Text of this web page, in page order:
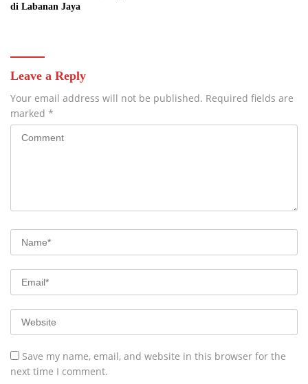
di Labanan Jaya
Leave a Reply
Your email address will not be published. Required fields are
marked *
Save my name, email, and website in this browser for the
next time I comment.